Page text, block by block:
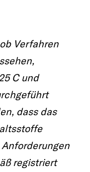
Verfahren
C und
dass das
registriert